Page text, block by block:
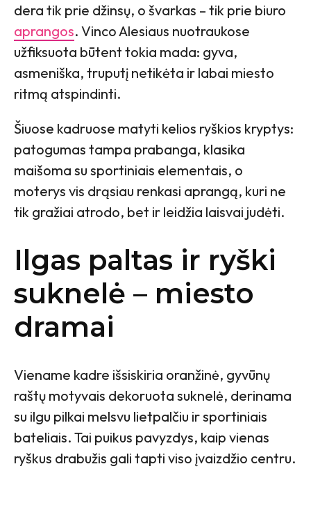
dera tik prie džinsų, o švarkas – tik prie biuro
aprangos. Vinco Alesiaus nuotraukose
užfiksuota būtent tokia mada: gyva,
asmeniška, truputį netikėta ir labai miesto
ritmą atspindinti.
Šiuose kadruose matyti kelios ryškios kryptys:
patogumas tampa prabanga, klasika
maišoma su sportiniais elementais, o
moterys vis drąsiau renkasi aprangą, kuri ne
tik gražiai atrodo, bet ir leidžia laisvai judėti.
Ilgas paltas ir ryški
suknelė – miesto
dramai
Viename kadre išsiskiria oranžinė, gyvūnų
raštų motyvais dekoruota suknelė, derinama
su ilgu pilkai melsvu lietpalčiu ir sportiniais
bateliais. Tai puikus pavyzdys, kaip vienas
ryškus drabužis gali tapti viso įvaizdžio centru.